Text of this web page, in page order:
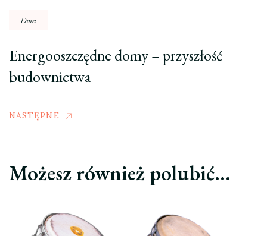
Dom
Energooszczędne domy – przyszłość
budownictwa
NASTĘPNE
Możesz również polubić…